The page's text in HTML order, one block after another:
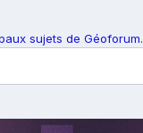
sujets de Géoforum.